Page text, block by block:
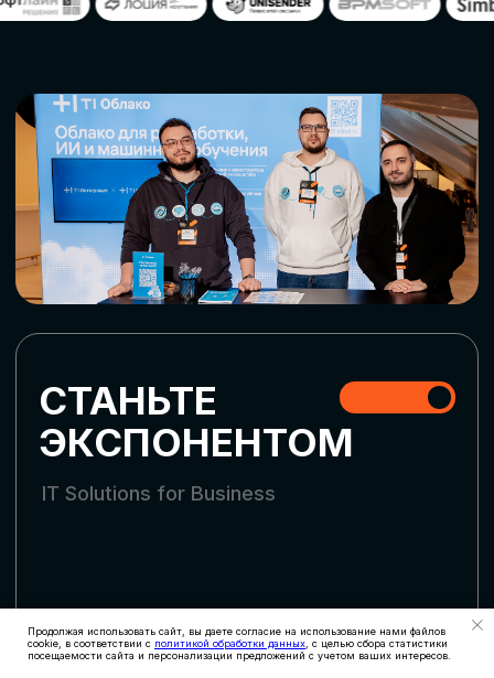
Продолжая использовать сайт, вы даете согласие на использование нами файлов
cookie, в соответствии с политикой обработки данных , с целью сбора статистики
посещаемости сайта и персонализации предложений с учетом ваших интересов.
СТАТЬ ПАРТНЕРОМ
СКАЧАТЬ ПРОГРАММУ
СТАТЬ СПИКЕРОМ
Оставьте заявку, наши менеджеры
СТАТЬ УЧАСТНИКОМ